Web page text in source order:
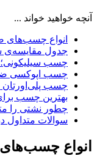
آنچه خواهید خواند ...
انواع چسب‌های
جدول
چسب سیلیکونی؛
چسب اپوکسی ضد
چسب پلی‌اورتان
بهترین چسب
چطور نشتی را
سوالات متداول
انواع